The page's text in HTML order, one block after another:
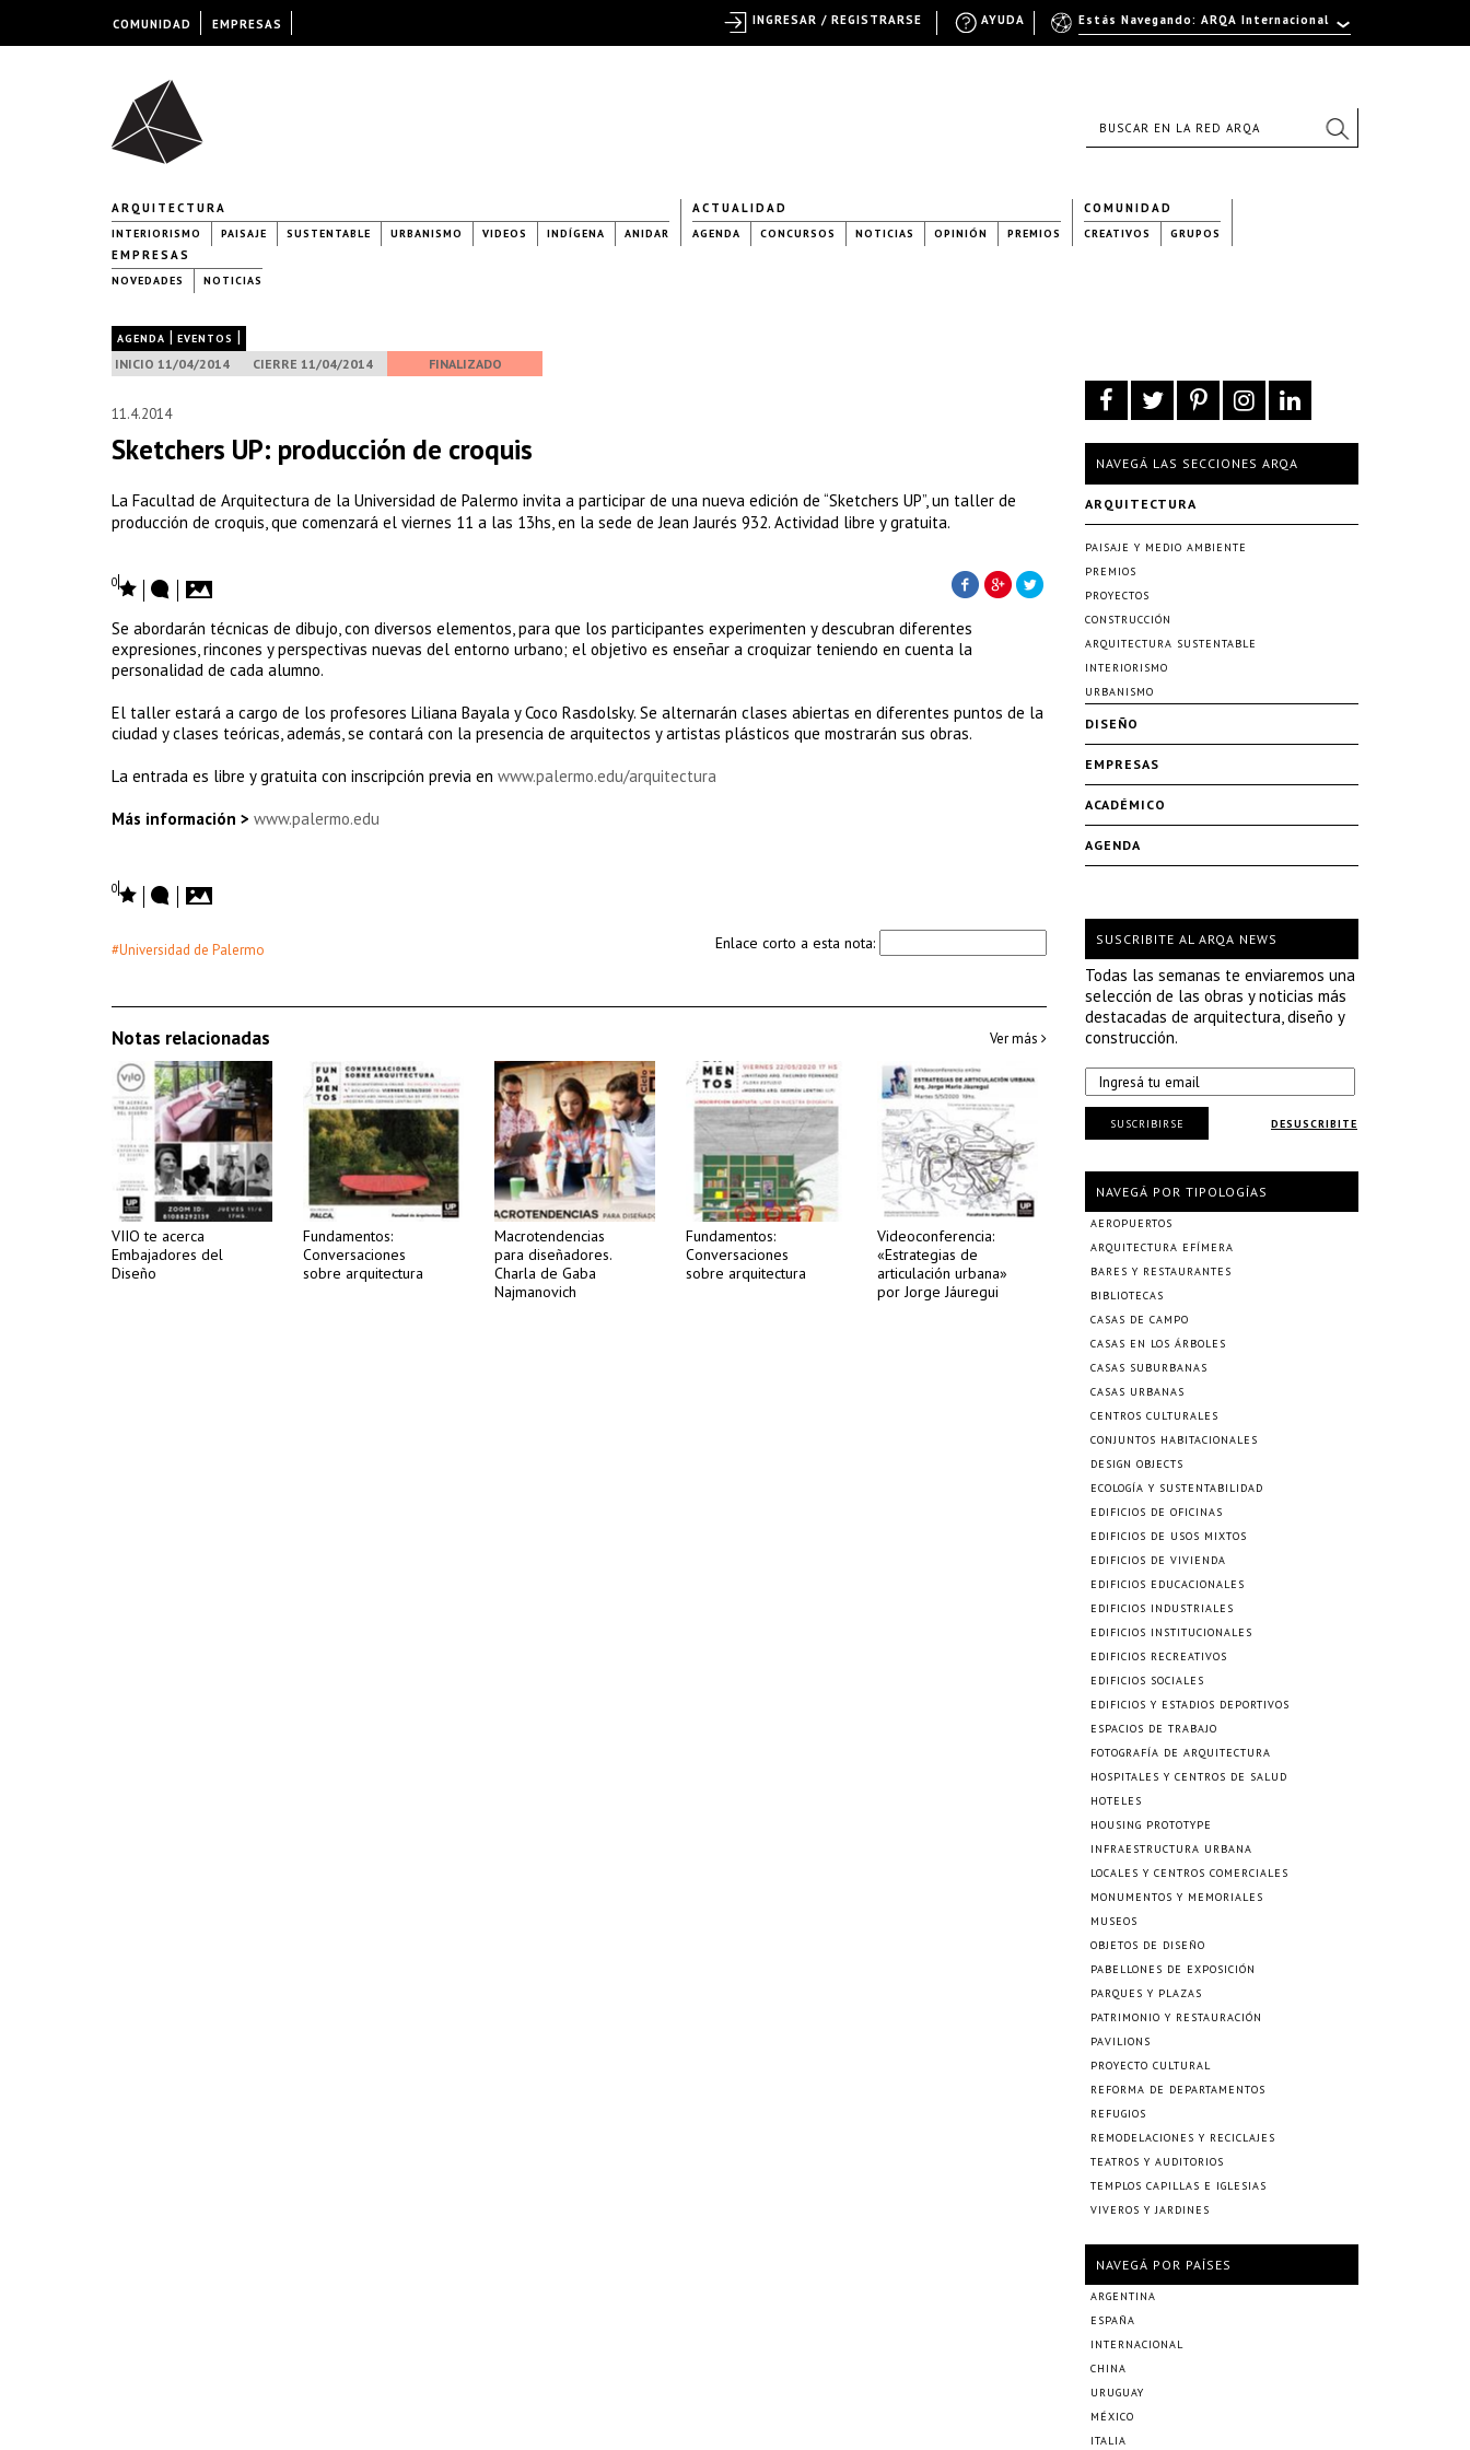
ARQUITECTURA
INTERIORISMO PAISAJE SUSTENTABLE URBANISMO VIDEOS INDÍGENA ANIDAR
ACTUALIDAD
AGENDA CONCURSOS NOTICIAS OPINIÓN PREMIOS
COMUNIDAD
CREATIVOS GRUPOS
EMPRESAS
NOVEDADES NOTICIAS
AGENDA | EVENTOS |
INICIO 11/04/2014 CIERRE 11/04/2014 FINALIZADO
11.4.2014
Sketchers UP: producción de croquis
La Facultad de Arquitectura de la Universidad de Palermo invita a participar de una nueva edición de “Sketchers UP”, un taller de
producción de croquis, que comenzará el viernes 11 a las 13hs, en la sede de Jean Jaurés 932. Actividad libre y gratuita.
0
Se abordarán técnicas de dibujo, con diversos elementos, para que los participantes experimenten y descubran diferentes
expresiones, rincones y perspectivas nuevas del entorno urbano; el objetivo es enseñar a croquizar teniendo en cuenta la
personalidad de cada alumno.
El taller estará a cargo de los profesores Liliana Bayala y Coco Rasdolsky. Se alternarán clases abiertas en diferentes puntos de la
ciudad y clases teóricas, además, se contará con la presencia de arquitectos y artistas plásticos que mostrarán sus obras.
La entrada es libre y gratuita con inscripción previa en www.palermo.edu/arquitectura
Más información > www.palermo.edu
0
#Universidad de Palermo Enlace corto a esta nota:
Notas relacionadas Ver más
VIIO te acerca
Embajadores del
Diseño
Fundamentos:
Conversaciones
sobre arquitectura
Macrotendencias
para diseñadores.
Charla de Gaba
Najmanovich
Fundamentos:
Conversaciones
sobre arquitectura
Videoconferencia:
«Estrategias de
articulación urbana»
por Jorge Jáuregui
NAVEGÁ LAS SECCIONES ARQA
ARQUITECTURA
PAISAJE Y MEDIO AMBIENTE
PREMIOS
PROYECTOS
CONSTRUCCIÓN
ARQUITECTURA SUSTENTABLE
INTERIORISMO
URBANISMO
DISEÑO
EMPRESAS
ACADÉMICO
AGENDA
SUSCRIBITE AL ARQA NEWS
Todas las semanas te enviaremos una
selección de las obras y noticias más
destacadas de arquitectura, diseño y
construcción.
DESUSCRIBITE
SUSCRIBIRSE
NAVEGÁ POR TIPOLOGÍAS
AEROPUERTOS
ARQUITECTURA EFÍMERA
BARES Y RESTAURANTES
BIBLIOTECAS
CASAS DE CAMPO
CASAS EN LOS ÁRBOLES
CASAS SUBURBANAS
CASAS URBANAS
CENTROS CULTURALES
CONJUNTOS HABITACIONALES
DESIGN OBJECTS
ECOLOGÍA Y SUSTENTABILIDAD
EDIFICIOS DE OFICINAS
EDIFICIOS DE USOS MIXTOS
EDIFICIOS DE VIVIENDA
EDIFICIOS EDUCACIONALES
EDIFICIOS INDUSTRIALES
EDIFICIOS INSTITUCIONALES
EDIFICIOS RECREATIVOS
EDIFICIOS SOCIALES
EDIFICIOS Y ESTADIOS DEPORTIVOS
ESPACIOS DE TRABAJO
FOTOGRAFÍA DE ARQUITECTURA
HOSPITALES Y CENTROS DE SALUD
HOTELES
HOUSING PROTOTYPE
INFRAESTRUCTURA URBANA
LOCALES Y CENTROS COMERCIALES
MONUMENTOS Y MEMORIALES
MUSEOS
OBJETOS DE DISEÑO
PABELLONES DE EXPOSICIÓN
PARQUES Y PLAZAS
PATRIMONIO Y RESTAURACIÓN
PAVILIONS
PROYECTO CULTURAL
REFORMA DE DEPARTAMENTOS
REFUGIOS
REMODELACIONES Y RECICLAJES
TEATROS Y AUDITORIOS
TEMPLOS CAPILLAS E IGLESIAS
VIVEROS Y JARDINES
NAVEGÁ POR PAÍSES
ARGENTINA
ESPAÑA
INTERNACIONAL
CHINA
URUGUAY
MÉXICO
ITALIA
COMUNIDAD EMPRESAS Estás Navegando: ARQA Internacional
AYUDA
INGRESAR / REGISTRARSE